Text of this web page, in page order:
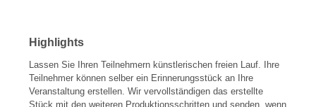
Highlights
Lassen Sie Ihren Teilnehmern künstlerischen freien Lauf. Ihre
Teilnehmer können selber ein Erinnerungsstück an Ihre
Veranstaltung erstellen. Wir vervollständigen das erstellte
Stück mit den weiteren Produktionsschritten und senden, wenn